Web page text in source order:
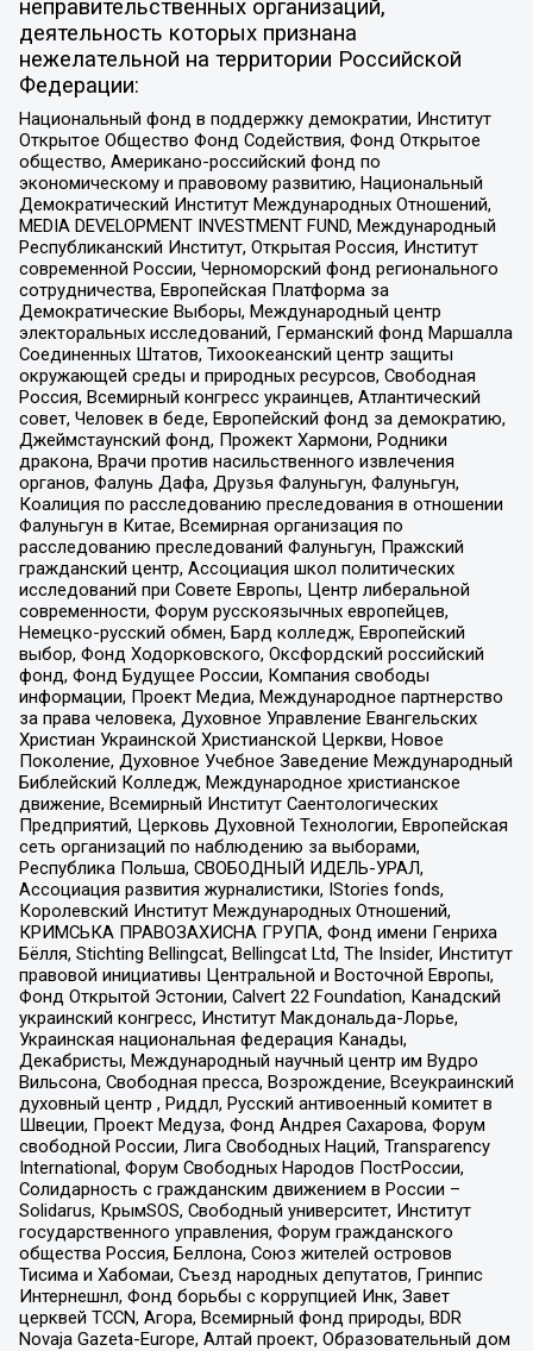
неправительственных организаций,
деятельность которых признана
нежелательной на территории Российской
Федерации:
Национальный фонд в поддержку демократии, Институт
Открытое Общество Фонд Содействия, Фонд Открытое
общество, Американо-российский фонд по
экономическому и правовому развитию, Национальный
Демократический Институт Международных Отношений,
MEDIA DEVELOPMENT INVESTMENT FUND, Международный
Республиканский Институт, Открытая Россия, Институт
современной России, Черноморский фонд регионального
сотрудничества, Европейская Платформа за
Демократические Выборы, Международный центр
электоральных исследований, Германский фонд Маршалла
Соединенных Штатов, Тихоокеанский центр защиты
окружающей среды и природных ресурсов, Свободная
Россия, Всемирный конгресс украинцев, Атлантический
совет, Человек в беде, Европейский фонд за демократию,
Джеймстаунский фонд, Прожект Хармони, Родники
дракона, Врачи против насильственного извлечения
органов, Фалунь Дафа, Друзья Фалуньгун, Фалуньгун,
Коалиция по расследованию преследования в отношении
Фалуньгун в Китае, Всемирная организация по
расследованию преследований Фалуньгун, Пражский
гражданский центр, Ассоциация школ политических
исследований при Совете Европы, Центр либеральной
современности, Форум русскоязычных европейцев,
Немецко-русский обмен, Бард колледж, Европейский
выбор, Фонд Ходорковского, Оксфордский российский
фонд, Фонд Будущее России, Компания свободы
информации, Проект Медиа, Международное партнерство
за права человека, Духовное Управление Евангельских
Христиан Украинской Христианской Церкви, Новое
Поколение, Духовное Учебное Заведение Международный
Библейский Колледж, Международное христианское
движение, Всемирный Институт Саентологических
Предприятий, Церковь Духовной Технологии, Европейская
сеть организаций по наблюдению за выборами,
Республика Польша, СВОБОДНЫЙ ИДЕЛЬ-УРАЛ,
Ассоциация развития журналистики, IStories fonds,
Королевский Институт Международных Отношений,
КРИМСЬКА ПРАВОЗАХИСНА ГРУПА, Фонд имени Генриха
Бёлля, Stichting Bellingcat, Bellingcat Ltd, The Insider, Институт
правовой инициативы Центральной и Восточной Европы,
Фонд Открытой Эстонии, Calvert 22 Foundation, Канадский
украинский конгресс, Институт Макдональда-Лорье,
Украинская национальная федерация Канады,
Декабристы, Международный научный центр им Вудро
Вильсона, Свободная пресса, Возрождение, Всеукраинский
духовный центр , Риддл, Русский антивоенный комитет в
Швеции, Проект Медуза, Фонд Андрея Сахарова, Форум
свободной России, Лига Свободных Наций, Transparеncy
International, Форум Свободных Народов ПостРоссии,
Солидарность с гражданским движением в России –
Solidarus, КрымSOS, Свободный университет, Институт
государственного управления, Форум гражданского
общества Россия, Беллона, Союз жителей островов
Тисима и Хабомаи, Съезд народных депутатов, Гринпис
Интернешнл, Фонд борьбы с коррупцией Инк, Завет
церквей TCCN, Агора, Всемирный фонд природы, BDR
Novaja Gazeta-Europe, Алтай проект, Образовательный дом